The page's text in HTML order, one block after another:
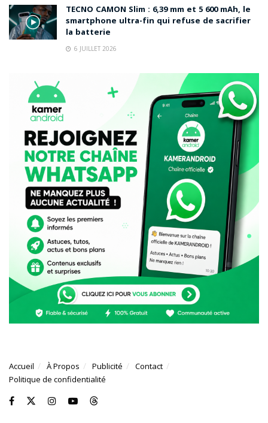
TECNO CAMON Slim : 6,39 mm et 5 600 mAh, le
smartphone ultra-fin qui refuse de sacrifier
la batterie
6 JUILLET 2026
Accueil À Propos Publicité
Contact
Politique de confidentialité